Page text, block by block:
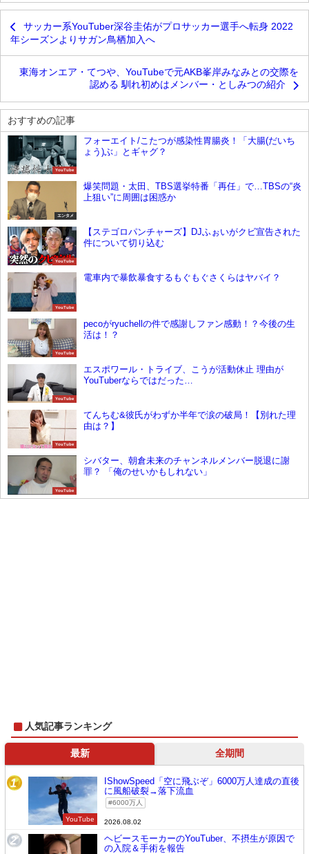
サッカー系YouTuber深谷圭佑がプロサッカー選手へ転身 2022
年シーズンよりサガン鳥栖加入へ
東海オンエア・てつや、YouTubeで元AKB峯岸みなみとの交際を
認める 馴れ初めはメンバー・としみつの紹介
おすすめの記事
YouTube
フォーエイト/こたつが感染性胃腸炎！「大腸(だいち
ょう)ぶ」とギャグ？
エンタメ
爆笑問題・太田、TBS選挙特番「再任」で…TBSの“炎
上狙い”に周囲は困惑か
YouTube
【ステゴロパンチャーズ】DJふぉいがクビ宣告された
件について切り込む
YouTube
電車内で暴飲暴食するもぐもぐさくらはヤバイ？
YouTube
pecoがryuchellの件で感謝しファン感動！？今後の生
活は！？
YouTube
エスポワール・トライブ、こうが活動休止 理由が
YouTuberならではだった…
YouTube
てんちむ&彼氏がわずか半年で涙の破局！【別れた理
由は？】
YouTube
シバター、朝倉未来のチャンネルメンバー脱退に謝
罪？ 「俺のせいかもしれない」
人気記事ランキング
最新 全期間
1
YouTube
IShowSpeed「空に飛ぶぞ」6000万人達成の直後
に風船破裂→落下流血
6000万人
2026.08.02
2
ヘビースモーカーのYouTuber、不摂生が原因で
の入院＆手術を報告